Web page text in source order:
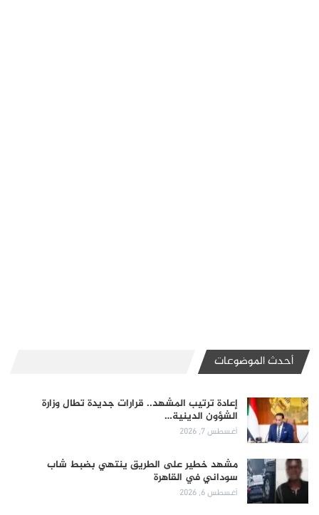
أحدث الموضوعات
إعادة ترتيب المشهد.. قرارات جديدة تطال وزارة
الشؤون الدينية…
أغسطس 7, 2026
مشهد خطير على الطريق ينتهي بضبط شاب
سوداني في القاهرة
أغسطس 6, 2026